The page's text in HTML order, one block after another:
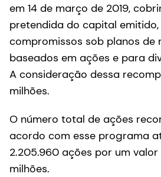
em 14 de março de 2019,
pretendida do capital
compromissos sob planos de
baseados em ações e para
A consideração dessa
milhões.
O número total de ações
acordo com esse programa
2.205.960 ações por um
milhões.